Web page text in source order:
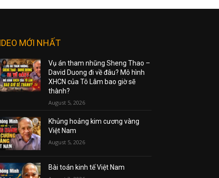
MỚI NHẤT
Vụ án tham nhũng Sheng Thao –
David Duong đi về đâu? Mô hình
XHCN của Tô Lâm bao giờ sẽ
thành?
August 5, 2026
Khủng hoảng kim cương vàng
Việt Nam
August 5, 2026
Bài toán kinh tế Việt Nam